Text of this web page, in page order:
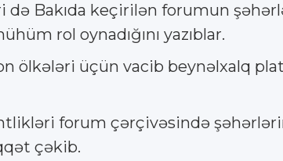
də Bakıda keçirilən forumun
rol oynadığını yazıblar.
ölkələri üçün vacib beynəlxalq
forum çərçivəsində
çəkib.